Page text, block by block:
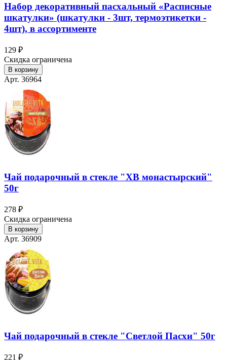
Набор декоративный пасхальный «Расписные
шкатулки» (шкатулки - 3шт, термоэтикетки -
4шт), в ассортименте
129 ₽
Скидка ограничена
В корзину
Арт. 36964
Чай подарочный в стекле "ХВ монастырский"
50г
278 ₽
Скидка ограничена
В корзину
Арт. 36909
Чай подарочный в стекле "Светлой Пасхи" 50г
221 ₽